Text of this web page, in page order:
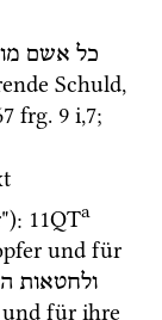
כל אשם
Schuld,
frg. 9 i,7
: 11QTa
und für
ולחטאות
und für ihre